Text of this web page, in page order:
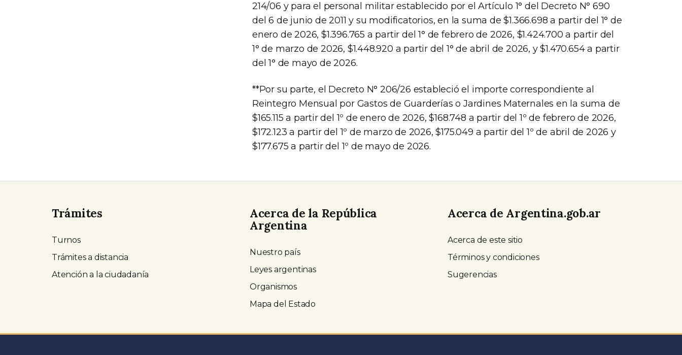
214/06 y para el personal militar establecido por el Artículo 1° del Decreto N° 690
del 6 de junio de 2011 y su modificatorios, en la suma de $1.366.698 a partir del 1° de
enero de 2026, $1.396.765 a partir del 1° de febrero de 2026, $1.424.700 a partir del
1° de marzo de 2026, $1.448.920 a partir del 1° de abril de 2026, y $1.470.654 a partir
del 1° de mayo de 2026.
**Por su parte, el Decreto N° 206/26 estableció el importe correspondiente al
Reintegro Mensual por Gastos de Guarderías o Jardines Maternales en la suma de
$165.115 a partir del 1º de enero de 2026, $168.748 a partir del 1º de febrero de 2026,
$172.123 a partir del 1º de marzo de 2026, $175.049 a partir del 1º de abril de 2026 y
$177.675 a partir del 1º de mayo de 2026.
Trámites
Turnos
Trámites a distancia
Atención a la ciudadanía
Acerca de la República
Argentina
Nuestro país
Leyes argentinas
Organismos
Mapa del Estado
Acerca de Argentina.gob.ar
Acerca de este sitio
Términos y condiciones
Sugerencias